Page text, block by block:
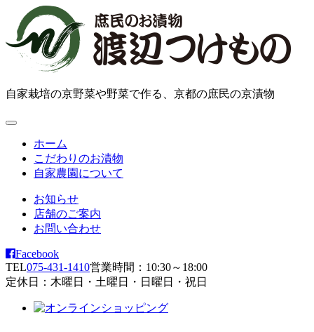
自家栽培の京野菜や野菜で作る、京都の庶民の京漬物
ホーム
こだわりのお漬物
自家農園について
お知らせ
店舗のご案内
お問い合わせ
Facebook
TEL075-431-1410営業時間：10:30～18:00
定休日：木曜日・土曜日・日曜日・祝日